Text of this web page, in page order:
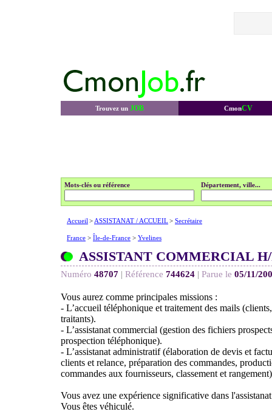
Trouvez un JOB CmonCV
Mots-clés ou référence Département, ville...
Accueil > ASSISTANAT / ACCUEIL > Secrétaire
France > Île-de-France > Yvelines
ASSISTANT COMMERCIAL
Numéro 48707 | Référence 744624 | Parue le 05/11/
Vous aurez comme principales missions :
- L’accueil téléphonique et traitement des mails
traitants).
- L’assistanat commercial (gestion des fichiers
prospection téléphonique).
- L’assistanat administratif (élaboration de devis et
clients et relance, préparation des commandes,
commandes aux fournisseurs, classement et
Vous avez une expérience significative dans
Vous êtes véhiculé.